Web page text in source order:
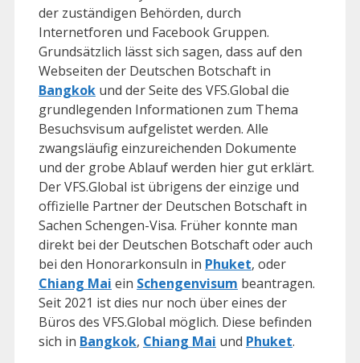
der zuständigen Behörden, durch
Internetforen und Facebook Gruppen.
Grundsätzlich lässt sich sagen, dass auf den
Webseiten der Deutschen Botschaft in
Bangkok und der Seite des VFS.Global die
grundlegenden Informationen zum Thema
Besuchsvisum aufgelistet werden. Alle
zwangsläufig einzureichenden Dokumente
und der grobe Ablauf werden hier gut erklärt.
Der VFS.Global ist übrigens der einzige und
offizielle Partner der Deutschen Botschaft in
Sachen Schengen-Visa. Früher konnte man
direkt bei der Deutschen Botschaft oder auch
bei den Honorarkonsuln in Phuket, oder
Chiang Mai ein Schengenvisum beantragen.
Seit 2021 ist dies nur noch über eines der
Büros des VFS.Global möglich. Diese befinden
sich in Bangkok, Chiang Mai und Phuket.